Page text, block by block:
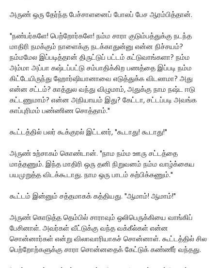
அருண் ஒரு தேர்ந்த பேச்சாளனைப் போலப் பேச ஆரம்பித்தான்.
"நண்பர்களே! பெற்றோர்களே! நம்ம சாரா குடும்பத்துக்கு நடந்த
மாதிரி நமக்கும் நாளைக்கு நடக்காதுன்னு என்ன நிச்சயம்?
நம்மமேல இப்படித்தான் திருட்டுப் பட்டம் கட்டுவாங்களா? நம்ம
அம்மா அப்பா கஷ்டப்பட்டு சம்பாதிக்கிற பணத்தை இப்படி நம்ம
கிட்டேயிருந்து ஹோர்ஷியானாவை எடுத்துக்க விடலாமா? அது
என்ன சட்டம்? காத்துல வந்து விழுமாம், அதுக்கு நாம நஷ்ட ஈடு
கட்டணுமாம்? என்ன அநியாயம் இது? கேட்டா, சட்டப்படி அவங்க
காப்புரிமம் பண்ணிண சொத்தாம்."
கூட்டத்தில் பலர் கூக்குரல் இட்டனர், "கூடாது! கூடாது!"
அருண் உற்சாகம் கொண்டான். "நாம நம்ம ஊரு சட்டத்தை
மாத்தணும். இந்த மாதிரி ஒரு தனி நிறுவனம் நம்ம வாழ்க்கைய
பயமுறுத்த விடக்கூடாது. நாம ஒரு பாடம் கற்பிக்கணும்."
கூட்டம் இன்னும் சத்தமாகக் கத்தியது. "ஆமாம்! ஆமாம்!"
அருண் கொடுத்த தெம்பில் சாராவும் ஒலிபெருக்கியை வாங்கிப்
பேசினாள். அவர்கள் வீட்டுக்கு வந்த வக்கீல்கள் என்ன
சொன்னார்கள் என்று விலாவாரியாகச் சொன்னாள். கூட்டத்தில் சில
பெற்றோற்களுக்கு சாரா சொன்னதைக் கேட்டுக் கண்ணீர் வந்தது.